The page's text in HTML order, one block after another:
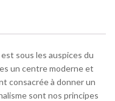
sous les auspices du
un centre moderne et
consacrée à donner un
sont nos principes